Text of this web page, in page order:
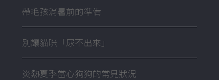
帶毛孩消暑前的準備
別讓貓咪「尿不出來」
炎熱夏季當心狗狗的常見狀況